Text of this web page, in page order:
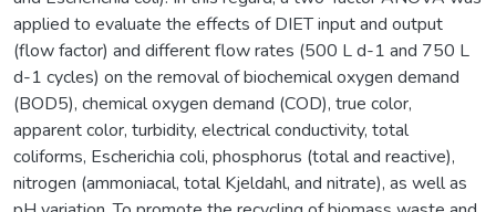
applied to evaluate the effects of DIET input and output
(flow factor) and different flow rates (500 L d-1 and 750 L
d-1 cycles) on the removal of biochemical oxygen demand
(BOD5), chemical oxygen demand (COD), true color,
apparent color, turbidity, electrical conductivity, total
coliforms, Escherichia coli, phosphorus (total and reactive),
nitrogen (ammoniacal, total Kjeldahl, and nitrate), as well as